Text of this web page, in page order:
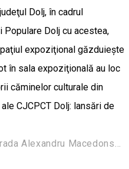
Dolj, în cadrul
Populare Dolj cu acestea,
expoziţional găzduieşte
în sala expoziţională au loc
căminelor culturale din
CJCPCT Dolj: lansări de
Casa Chirchiubeșa Palada, Strada Alexandru Macedonski 28, Craiova 200383, România